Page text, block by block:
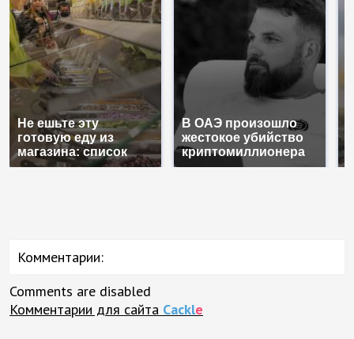
Не ешьте эту
готовую еду из
магазина: список
В ОАЭ произошло
жестокое убийство
криптомиллионера
Комментарии:
Comments are disabled
Комментарии для сайта Cackle